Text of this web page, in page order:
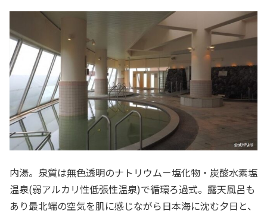
内湯。泉質は無色透明のナトリウム－塩化物・炭酸水素塩
温泉(弱アルカリ性低張性温泉)で循環ろ過式。露天風呂も
あり最北端の空気を肌に感じながら日本海に沈む夕日と、